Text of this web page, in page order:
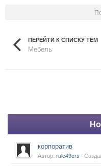
ПЕРЕЙТИ К СПИСКУ ТЕМ
Мебель
корпоратив
Автор: rule49ers ·